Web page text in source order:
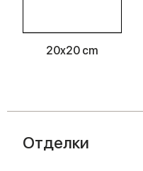
20x20 cm
Отделки